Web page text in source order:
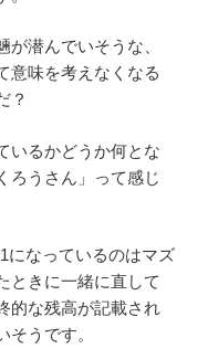
潜んでいそうな、
意味を考えなくなる
？
いるかどうか何とな
ろうさん」って感じ
になっているのはマズ
ときに一緒に直して
的な残高が記載され
うです。